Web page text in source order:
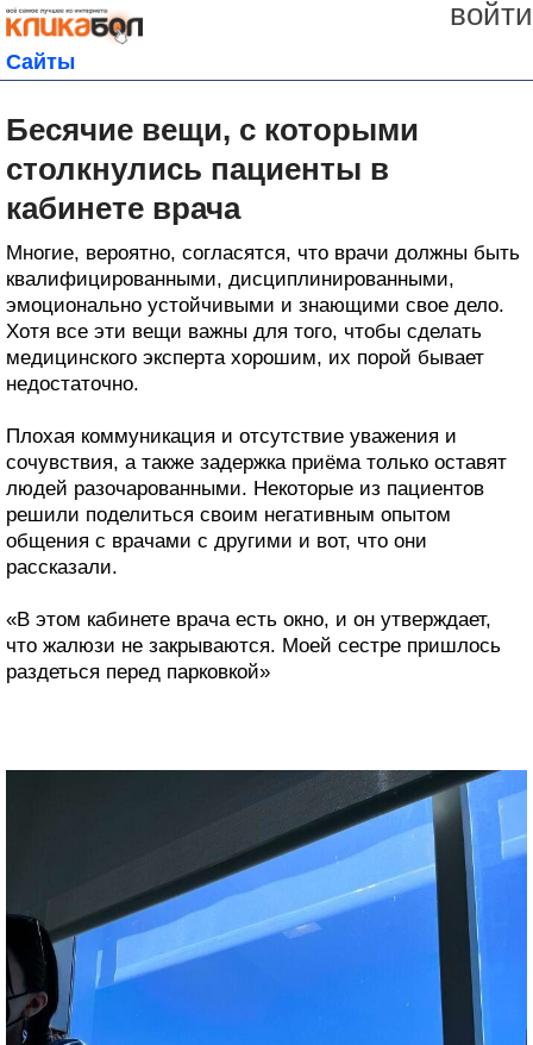
войти
Сайты
Бесячие вещи, с которыми
столкнулись пациенты в
кабинете врача
Многие, вероятно, согласятся, что врачи должны быть
квалифицированными, дисциплинированными,
эмоционально устойчивыми и знающими свое дело.
Хотя все эти вещи важны для того, чтобы сделать
медицинского эксперта хорошим, их порой бывает
недостаточно.
Плохая коммуникация и отсутствие уважения и
сочувствия, а также задержка приёма только оставят
людей разочарованными. Некоторые из пациентов
решили поделиться своим негативным опытом
общения с врачами с другими и вот, что они
рассказали.
«В этом кабинете врача есть окно, и он утверждает,
что жалюзи не закрываются. Моей сестре пришлось
раздеться перед парковкой»